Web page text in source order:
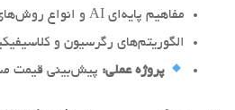
مفاهیم پایه‌ای AI و انواع روش‌های یادگیری
الگوریتم‌های رگرسیون و
پروژه عملی: پیش‌بینی قیمت